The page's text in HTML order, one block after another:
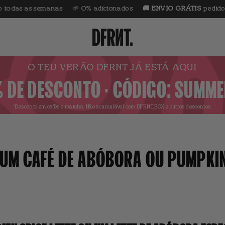
semanas 🌱 0% adicionados 🚚 ENVIO GRÁTISpedidos
O TEU VERÃO DFRNT JÁ ESTÁ AQUI
DESCONTO · CÓDIGO:
*Desconto em cafés e matcha. Não acumulável com DFRNT.BOX e outros descontos.
CAFÉ DE ABÓBORA OU